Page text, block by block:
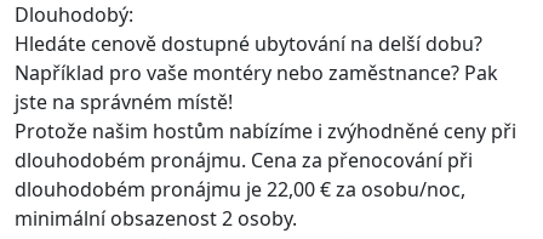
Dlouhodobý:
Hledáte cenově dostupné ubytování na delší dobu?
Například pro vaše montéry nebo zaměstnance? Pak
jste na správném místě!
Protože našim hostům nabízíme i zvýhodněné ceny při
dlouhodobém pronájmu. Cena za přenocování při
dlouhodobém pronájmu je 22,00 € za osobu/noc,
minimální obsazenost 2 osoby.